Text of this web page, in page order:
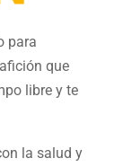
para
que
libre y te
la salud y